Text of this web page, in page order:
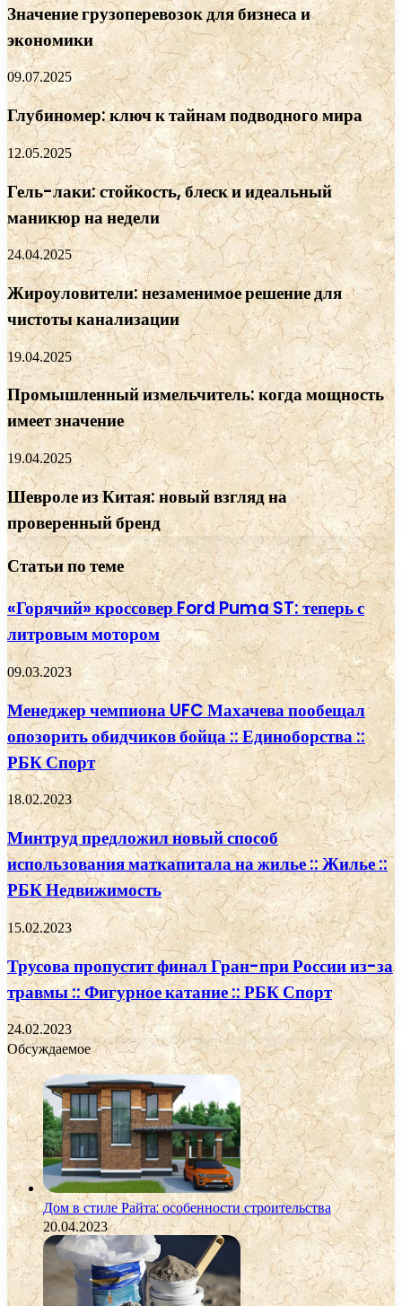
Значение грузоперевозок для бизнеса и
экономики
09.07.2025
Глубиномер: ключ к тайнам подводного мира
12.05.2025
Гель-лаки: стойкость, блеск и идеальный
маникюр на недели
24.04.2025
Жироуловители: незаменимое решение для
чистоты канализации
19.04.2025
Промышленный измельчитель: когда мощность
имеет значение
19.04.2025
Шевроле из Китая: новый взгляд на
проверенный бренд
Статьи по теме
«Горячий» кроссовер Ford Puma ST: теперь с
литровым мотором
09.03.2023
Менеджер чемпиона UFC Махачева пообещал
опозорить обидчиков бойца :: Единоборства ::
РБК Спорт
18.02.2023
Минтруд предложил новый способ
использования маткапитала на жилье :: Жилье ::
РБК Недвижимость
15.02.2023
Трусова пропустит финал Гран-при России из-за
травмы :: Фигурное катание :: РБК Спорт
24.02.2023
Обсуждаемое
Дом в стиле Райта: особенности строительства
20.04.2023